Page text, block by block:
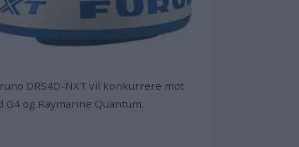
DRS4D-NXT vil konkurrere mot
G4 og Raymarine Quantum.